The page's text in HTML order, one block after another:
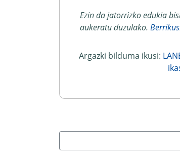
Ezin da jatorrizko edukia
aukeratu duzulako.
Argazki bilduma ikusi: